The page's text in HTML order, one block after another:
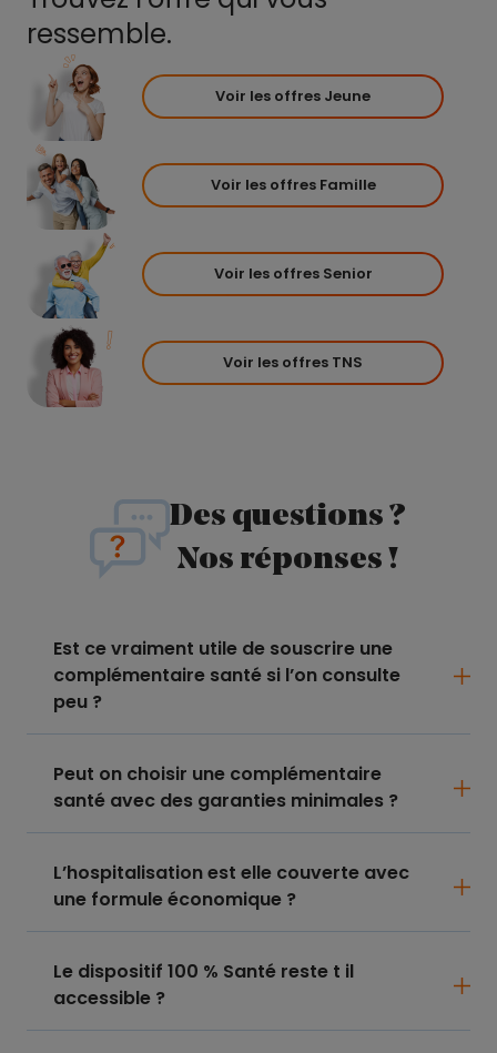
ressemble.
Voir les offres Jeune
Voir les offres Famille
Voir les offres Senior
Voir les offres TNS
Des questions ?
Nos réponses !
Est ce vraiment utile de souscrire une
complémentaire santé si l’on consulte
peu ?
Peut on choisir une complémentaire
santé avec des garanties minimales ?
L’hospitalisation est elle couverte avec
une formule économique ?
Le dispositif 100 % Santé reste t il
accessible ?